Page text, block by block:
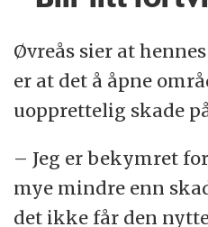
Øvreås sier at
er at det å åpne
uopprettelig skade
– Jeg er bekymret
mye mindre enn
det ikke får den